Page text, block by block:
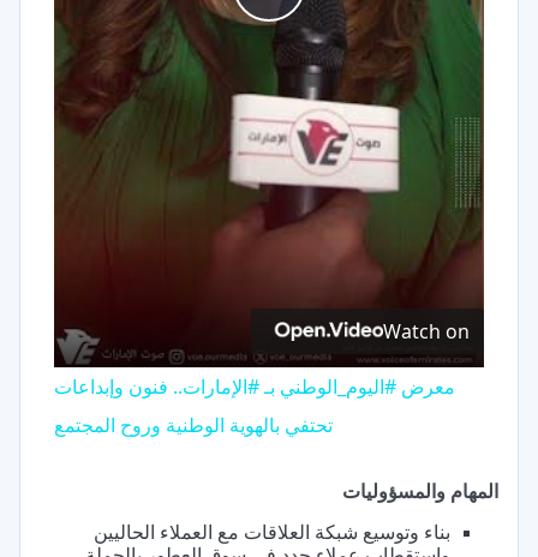
Play
Video
Watch on
معرض #اليوم_الوطني بـ #الإمارات.. فنون وإبداعات
تحتفي بالهوية الوطنية وروح المجتمع
المهام والمسؤوليات
بناء وتوسيع شبكة العلاقات مع العملاء الحاليين